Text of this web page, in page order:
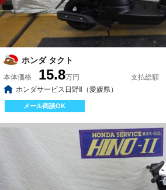
ホンダ タクト
本体価格 15.8万円 支払総額
ホンダサービス日野Ⅱ（愛媛県）
メール商談OK